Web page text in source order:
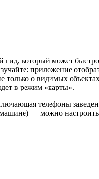
который может быстро
приложение
о видимых
в режим «карты».
телефоны
— можно